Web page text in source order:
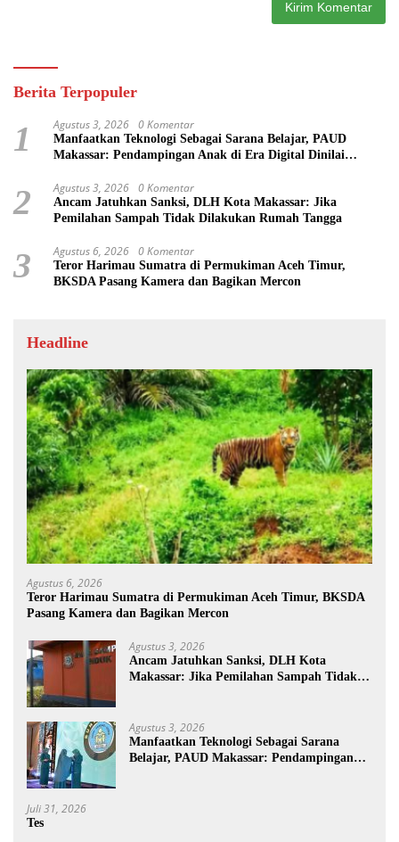
Berita Terpopuler
1 Agustus 3, 2026 0 Komentar
Manfaatkan Teknologi Sebagai Sarana Belajar, PAUD
Makassar: Pendampingan Anak di Era Digital Dinilai
2 Agustus 3, 2026 0 Komentar
Ancam Jatuhkan Sanksi, DLH Kota Makassar: Jika
Pemilahan Sampah Tidak Dilakukan Rumah Tangga
3 Agustus 6, 2026 0 Komentar
Teror Harimau Sumatra di Permukiman Aceh Timur,
BKSDA Pasang Kamera dan Bagikan Mercon
Headline
Agustus 6, 2026
Teror Harimau Sumatra di Permukiman Aceh Timur, BKSDA
Pasang Kamera dan Bagikan Mercon
Agustus 3, 2026
Ancam Jatuhkan Sanksi, DLH Kota
Makassar: Jika Pemilahan Sampah Tidak
Agustus 3, 2026
Manfaatkan Teknologi Sebagai Sarana
Belajar, PAUD Makassar: Pendampingan
Juli 31, 2026
Tes